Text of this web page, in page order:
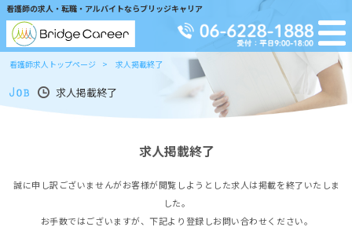
看護師の求人・転職・アルバイトならブリッジキャリア
看護師求人トップページ 求人掲載終了
求人掲載終了
求人掲載終了
誠に申し訳ございませんがお客様が閲覧しようとした求人は掲載を終了いたしま
した。
お手数ではございますが、下記より登録しお問い合わせください。